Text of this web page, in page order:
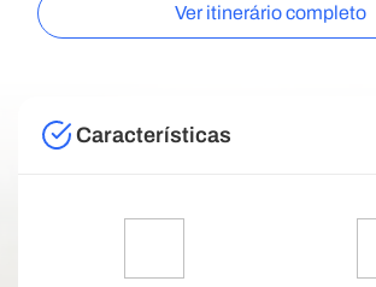
Ver itinerário completo
Características